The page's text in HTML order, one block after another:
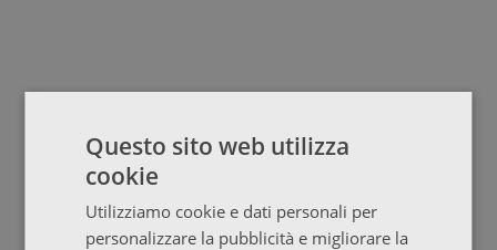
Questo sito web utilizza
cookie
Utilizziamo cookie e dati personali per
personalizzare la pubblicità e migliorare la